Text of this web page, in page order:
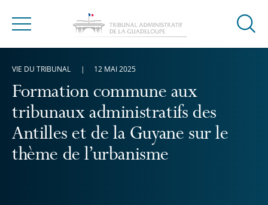
Menu
Ouvrir
Formation commune aux
tribunaux administratifs des
Antilles et de la Guyane sur le
thème de l’urbanisme
VIE DU TRIBUNAL 12 MAI 2025